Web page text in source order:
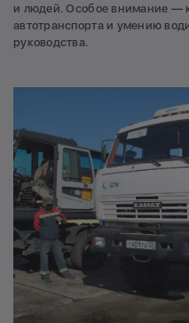
и людей. Особое внимание —
автотранспорта и умению
руководства.